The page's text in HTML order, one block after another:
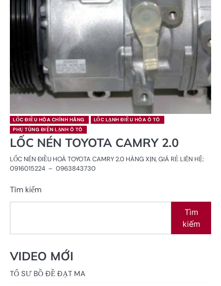
LỐC ĐIỀU HÒA CHÍNH HÃNG
LỐC LẠNH ĐIỀU HÒA Ô TÔ
PHỤ TÙNG ĐIỆN LẠNH Ô TÔ
LỐC NÉN TOYOTA CAMRY 2.0
LỐC NÉN ĐIỀU HOÀ TOYOTA CAMRY 2.0 HÀNG XỊN, GIÁ RẺ LIÊN HỆ:
0916015224 – 0963843730
Tìm kiếm
Tìm
kiếm
VIDEO MỚI
TỔ SƯ BỒ ĐỀ ĐẠT MA